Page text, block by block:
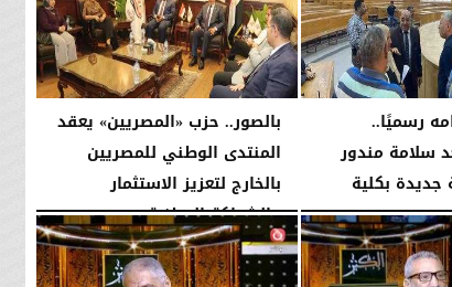
رسميًا..
سلامة مندور
جديدة بكلية
04:51 مـ
بالصور.. حزب «المصريين» يعقد
المنتدى الوطني للمصريين
بالخارج لتعزيز الاستثمار
والشراكة الوطنية
الثلاثاء، 4 أغسطس 2026 11:31 مـ